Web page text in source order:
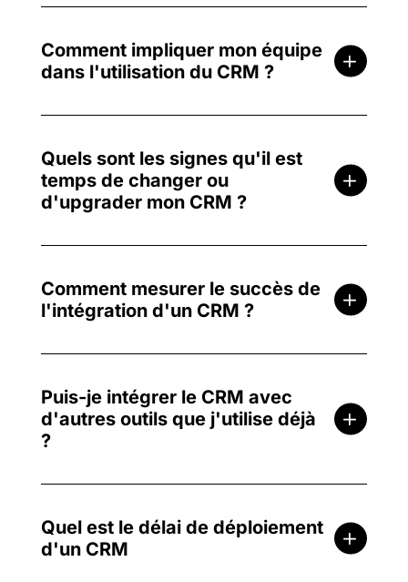
Comment impliquer mon équipe
dans l'utilisation du CRM ?
Quels sont les signes qu'il est
temps de changer ou
d'upgrader mon CRM ?
Comment mesurer le succès de
l'intégration d'un CRM ?
Puis-je intégrer le CRM avec
d'autres outils que j'utilise déjà
?
Quel est le délai de déploiement
d'un CRM